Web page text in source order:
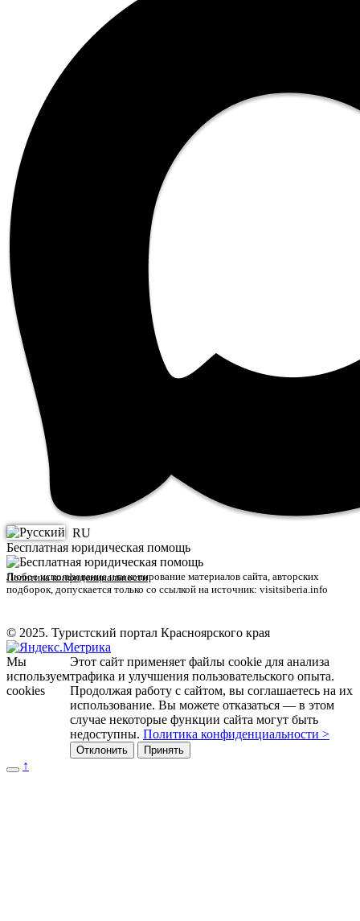
RU
Бесплатная юридическая помощь
Политика конфиденциальности
Любое использование или копирование материалов сайта, авторских
подборок, допускается только со ссылкой на источник: visitsiberia.info
© 2025. Туристский портал Красноярского края
Мы
используем
cookies
Этот сайт применяет файлы cookie для анализа
трафика и улучшения пользовательского опыта.
Продолжая работу с сайтом, вы соглашаетесь на их
использование. Вы можете отказаться — в этом
случае некоторые функции сайта могут быть
недоступны. Политика конфиденциальности >
Отклонить Принять
↑